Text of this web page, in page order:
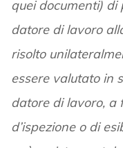
quei documenti)
datore di lavoro
risolto
essere valutato in
datore di lavoro, a
d’ispezione o di